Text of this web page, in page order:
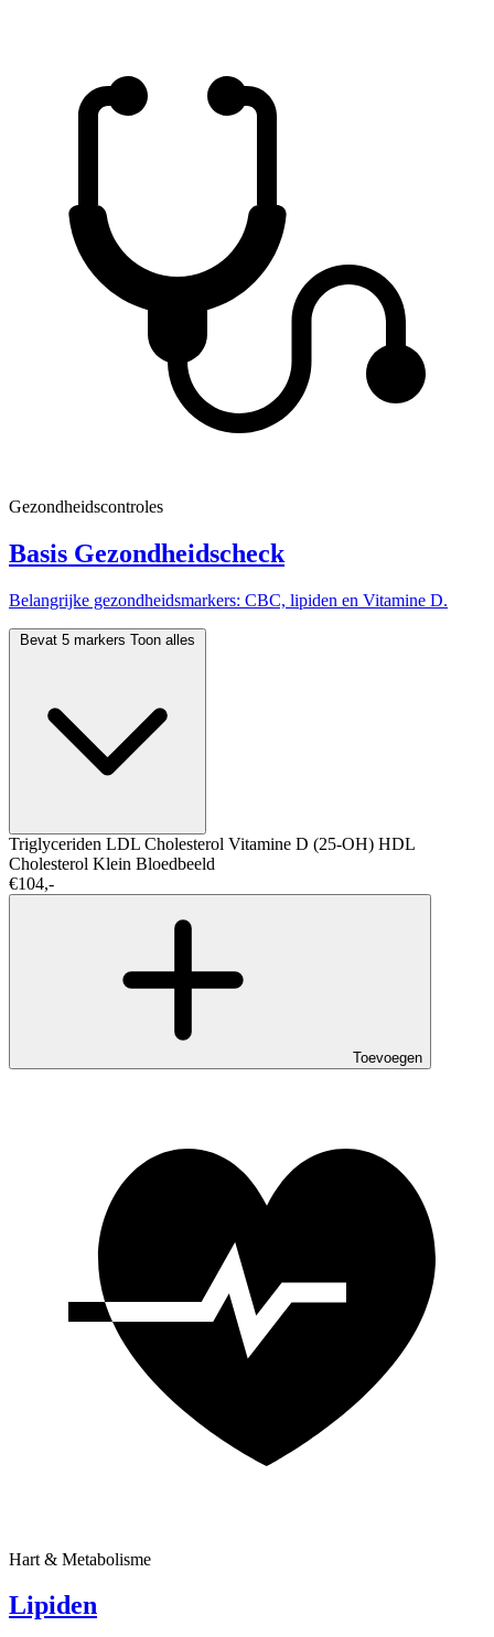
Gezondheidscontroles
Basis Gezondheidscheck
Belangrijke gezondheidsmarkers: CBC, lipiden en Vitamine D.
Bevat 5 markers Toon alles
Triglyceriden LDL Cholesterol Vitamine D (25-OH) HDL
Cholesterol Klein Bloedbeeld
€104,-
Toevoegen
Hart & Metabolisme
Lipiden